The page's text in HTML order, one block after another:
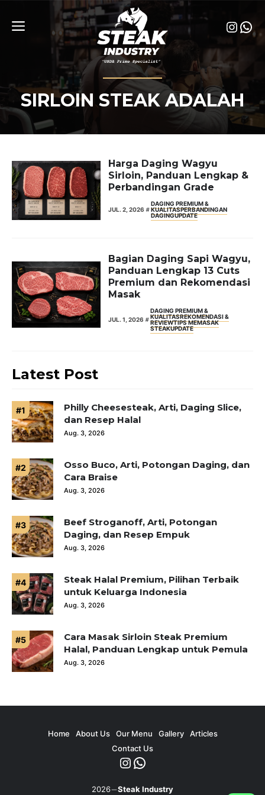
SIRLOIN STEAK ADALAH
Harga Daging Wagyu
Sirloin, Panduan Lengkap &
Perbandingan Grade
JUL. 2, 2026
DAGING PREMIUM &
KUALITASPERBANDINGAN
DAGINGUPDATE
Bagian Daging Sapi Wagyu,
Panduan Lengkap 13 Cuts
Premium dan Rekomendasi
Masak
JUL. 1, 2026
DAGING PREMIUM &
KUALITASREKOMENDASI &
REVIEWTIPS MEMASAK
STEAKUPDATE
Latest Post
Philly Cheesesteak, Arti, Daging Slice,
dan Resep Halal
Aug. 3, 2026
Osso Buco, Arti, Potongan Daging, dan
Cara Braise
Aug. 3, 2026
Beef Stroganoff, Arti, Potongan
Daging, dan Resep Empuk
Aug. 3, 2026
Steak Halal Premium, Pilihan Terbaik
untuk Keluarga Indonesia
Aug. 3, 2026
Cara Masak Sirloin Steak Premium
Halal, Panduan Lengkap untuk Pemula
Aug. 3, 2026
Home About Us Our Menu Gallery
Articles
Contact Us
Instagram
WhatsApp
2026 Steak Industry